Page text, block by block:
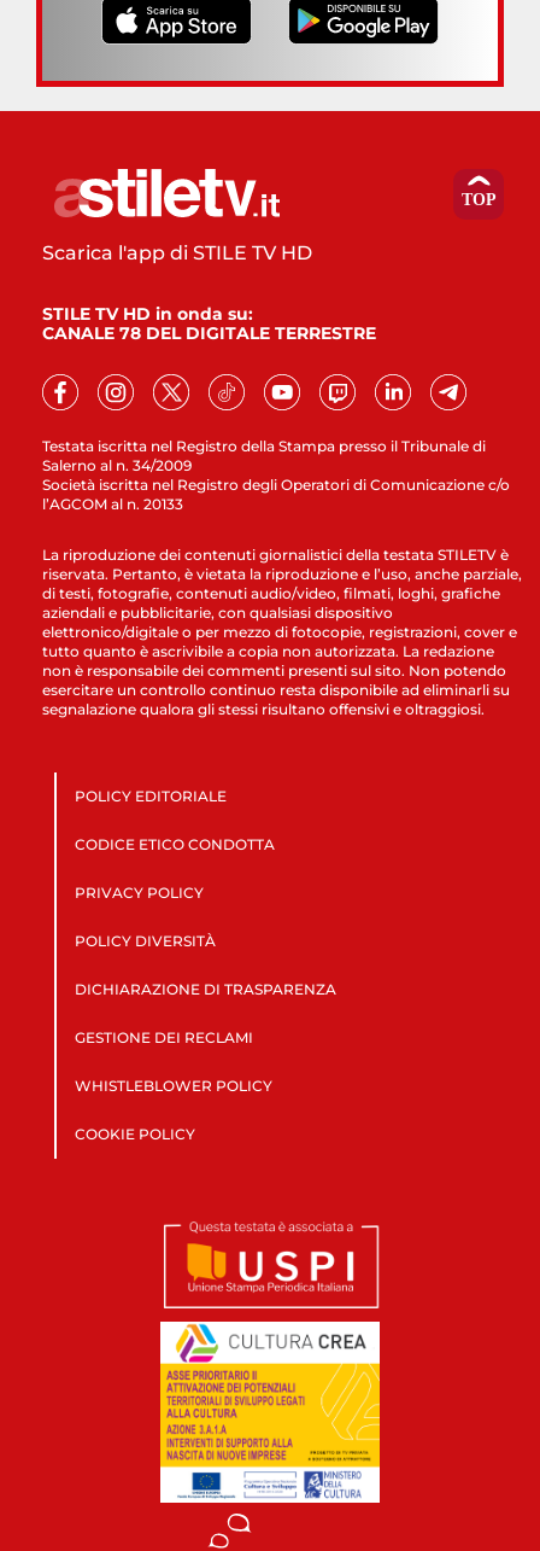
Testata iscritta nel Registro della Stampa presso il Tribunale di
Salerno al n. 34/2009
Società iscritta nel Registro degli Operatori di Comunicazione c/o
l’AGCOM al n. 20133
Scarica l'app di STILE TV HD
STILE TV HD in onda su:
CANALE 78 DEL DIGITALE TERRESTRE
La riproduzione dei contenuti giornalistici della testata STILETV è
riservata. Pertanto, è vietata la riproduzione e l’uso, anche parziale,
di testi, fotografie, contenuti audio/video, filmati, loghi, grafiche
aziendali e pubblicitarie, con qualsiasi dispositivo
elettronico/digitale o per mezzo di fotocopie, registrazioni, cover e
tutto quanto è ascrivibile a copia non autorizzata. La redazione
non è responsabile dei commenti presenti sul sito. Non potendo
esercitare un controllo continuo resta disponibile ad eliminarli su
segnalazione qualora gli stessi risultano offensivi e oltraggiosi.
POLICY EDITORIALE
CODICE ETICO CONDOTTA
PRIVACY POLICY
POLICY DIVERSITÀ
DICHIARAZIONE DI TRASPARENZA
GESTIONE DEI RECLAMI
WHISTLEBLOWER POLICY
COOKIE POLICY